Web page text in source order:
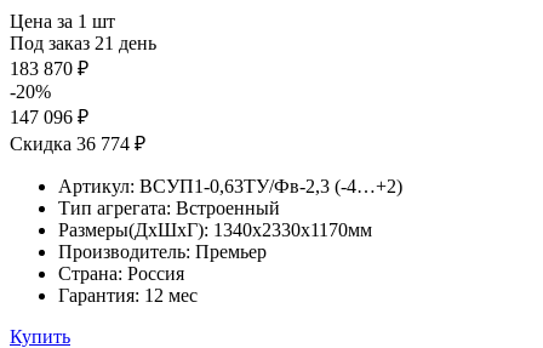
Цена за 1 шт
Под заказ 21 день
183 870 ₽
-20%
147 096 ₽
Скидка 36 774 ₽
Артикул: ВСУП1-0,63ТУ/Фв-2,3 (-4…+2)
Тип агрегата: Встроенный
Размеры(ДхШхГ): 1340x2330x1170мм
Производитель: Премьер
Страна: Россия
Гарантия: 12 мес
Купить